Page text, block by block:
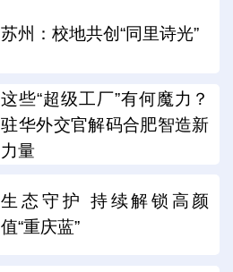
苏州：校地共创“同里诗光”
这些“超级工厂”有何魔力？
驻华外交官解码合肥智造新
力量
生态守护 持续解锁高颜
值“重庆蓝”